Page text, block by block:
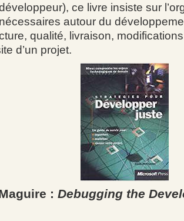
ce livre insiste sur
autour du
qualité, livraison,
d’un projet.
: Debugging the